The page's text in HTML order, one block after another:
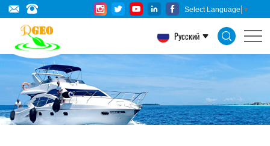
Select Language ▼
Русский
SDGEO
MATERIAL
CO.,LTD.